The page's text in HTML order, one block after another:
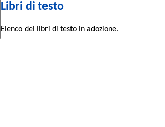
Libri di testo
Elenco dei libri di testo in adozione.